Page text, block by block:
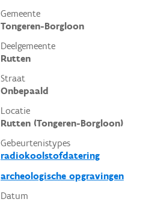
Gemeente
Tongeren-Borgloon
Deelgemeente
Rutten
Straat
Onbepaald
Locatie
Rutten (Tongeren-Borgloon)
Gebeurtenistypes
radiokoolstofdatering
archeologische opgravingen
Datum